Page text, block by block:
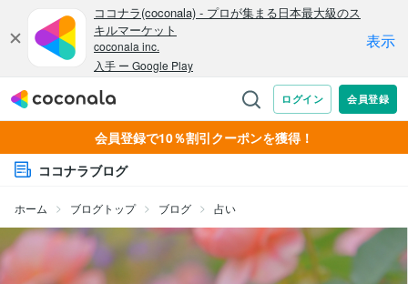
会員登録で10％割引クーポンを獲得！
ココナラブログ
ホーム ブログトップ ブログ 占い